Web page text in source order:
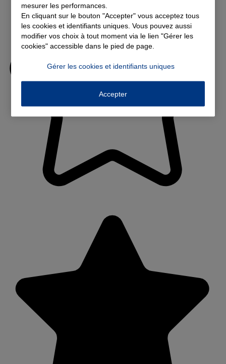
mesurer les performances.
En cliquant sur le bouton "Accepter" vous acceptez tous
les cookies et identifiants uniques. Vous pouvez aussi
modifier vos choix à tout moment via le lien "Gérer les
cookies" accessible dans le pied de page.
Gérer les cookies et identifiants uniques
Accepter